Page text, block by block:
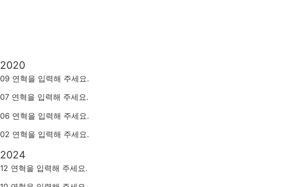
2020
09 연혁을 입력해 주세요.
07 연혁을 입력해 주세요.
06 연혁을 입력해 주세요.
02 연혁을 입력해 주세요.
2024
12 연혁을 입력해 주세요.